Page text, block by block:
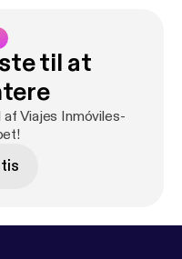
cealdes?lang=e
til at
af Viajes Inmóviles-